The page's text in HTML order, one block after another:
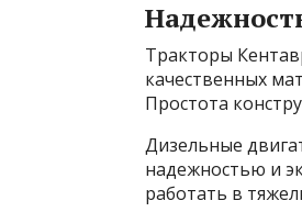
Тракторы
качественных
Простота
Дизельные
надежностью и
работать в